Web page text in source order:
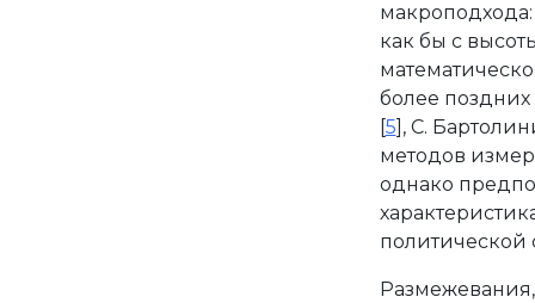
как бы с
более
[5], С.
методов
однако
политической